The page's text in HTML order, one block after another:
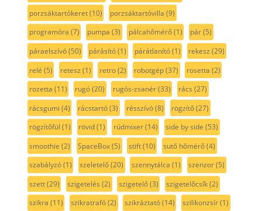
porzsáktartókeret(10) porzsáktartóvilla (9)
programóra (7) pumpa (3) pálcahőmérő(1) pár(5)
páraelszívó(50) párásító(1) párátlanító(1) rekesz (29)
relé (5) retesz (1) retro(2) robotgép(37) rosetta (2)
rozetta (11) rugó(20) rugós-zsanér(33) rács (27)
rácsgumi (4) rácstartó(3) résszívó(8) rögzítő(27)
rögzítőfül (1) rövid(1) rúdmixer(14) side by side (53)
smoothie (2) SpaceBox(5) stift(10) sutő hőmérő(4)
szabályzó(1) szeletelő(20) szennytálca (1) szenzor(5)
szett(29) szigetelés (2) szigetelő(3) szigetelőcsík(2)
szikra (11) szikratrafó(2) szikráztató(14) szilikonzsír(1)